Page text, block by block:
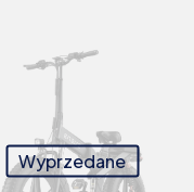
Wyprzedane